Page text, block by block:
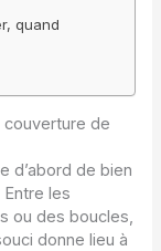
quand
couverture de
d’abord de bien
les
ou des boucles,
donne lieu à